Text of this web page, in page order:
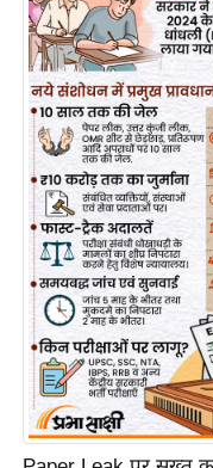
प
र्य
ट
न
स्थ
ल
फि
ट
ने
स
मं
त्रा
रि
ले
श